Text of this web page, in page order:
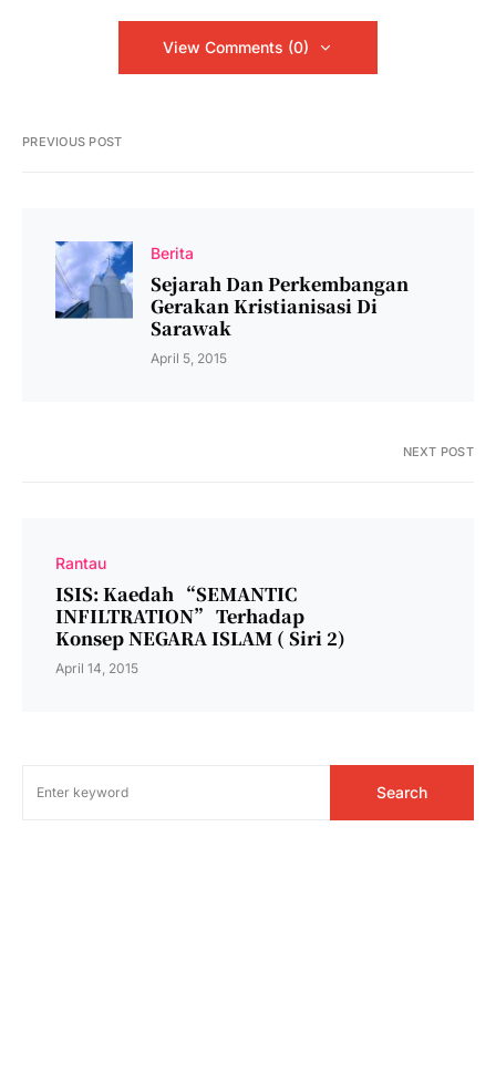
View Comments (0)
PREVIOUS POST
Berita
Sejarah Dan Perkembangan
Gerakan Kristianisasi Di
Sarawak
April 5, 2015
NEXT POST
Rantau
ISIS: Kaedah “SEMANTIC
INFILTRATION” Terhadap
Konsep NEGARA ISLAM ( Siri 2)
April 14, 2015
Search